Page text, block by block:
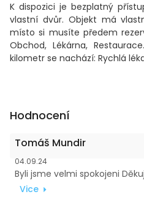
K dispozici je bezplatný
vlastní dvůr. Objekt má
místo si musíte předem
Obchod, Lékárna,
kilometr se nachází: Rychlá
Hodnocení
Tomáš Mundir
04.09.24
Byli jsme velmi spokojeni
Vice